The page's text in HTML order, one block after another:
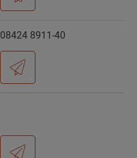
08424 8911-40